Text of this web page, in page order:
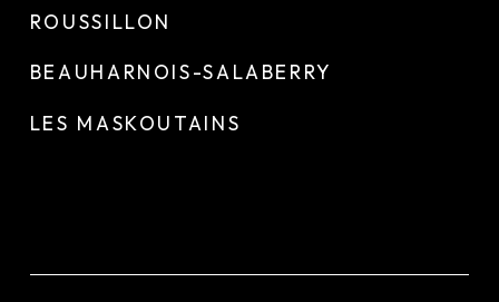
ROUSSILLON
BEAUHARNOIS-SALABERRY
LES MASKOUTAINS